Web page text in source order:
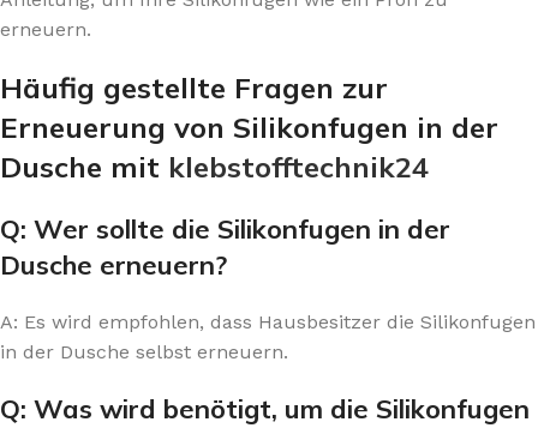
erneuern.
Häufig gestellte Fragen zur
Erneuerung von Silikonfugen in der
Dusche mit klebstofftechnik24
Q: Wer sollte die Silikonfugen in der
Dusche erneuern?
A: Es wird empfohlen, dass Hausbesitzer die Silikonfugen
in der Dusche selbst erneuern.
Q: Was wird benötigt, um die Silikonfugen